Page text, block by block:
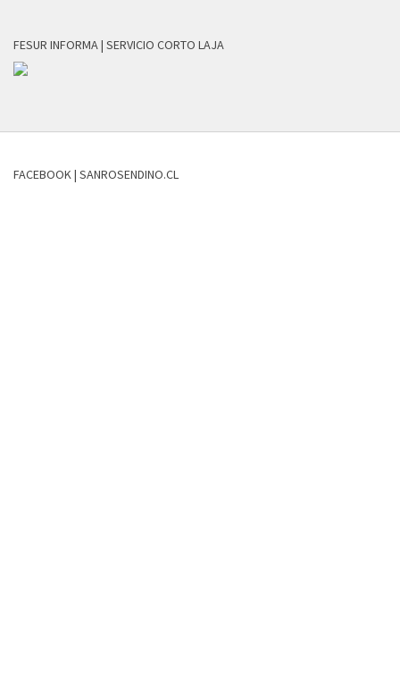
FESUR INFORMA | SERVICIO CORTO LAJA
FACEBOOK | SANROSENDINO.CL